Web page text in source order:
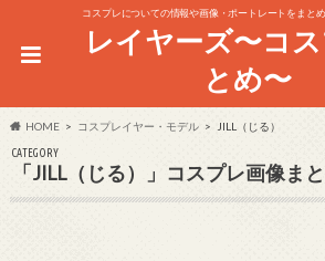
コスプレについての情報や画像・ポートレートをまとめ
レイヤーズ〜コ
とめ〜
HOME コスプレイヤー・モデル JILL（じる）
CATEGORY
「JILL（じる）」コスプレ画像ま